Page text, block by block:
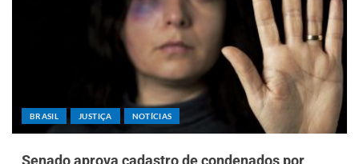
BRASIL JUSTIÇA NOTÍCIAS
Senado aprova cadastro de condenados por